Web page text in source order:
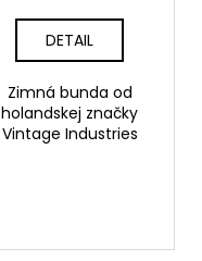
DETAIL
Zimná bunda od
holandskej značky
Vintage Industries